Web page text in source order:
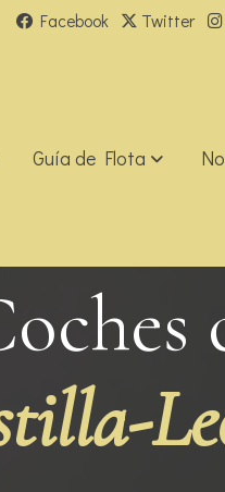
Facebook Twitter
Guía de Flota